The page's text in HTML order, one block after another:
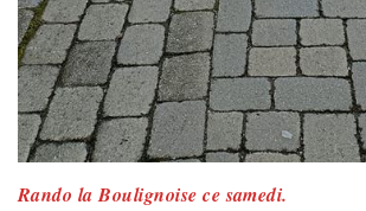
Rando la Boulignoise ce samedi.